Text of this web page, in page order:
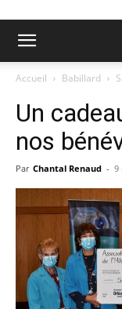
Accueil Babillard
Un
nos
Par Chantal Renaud - 9